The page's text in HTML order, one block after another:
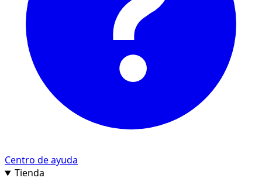
Centro de ayuda
Tienda